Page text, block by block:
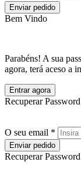
Enviar pedido
Bem Vindo
Parabéns! A sua
agora, terá aceso a
Entrar agora
Recuperar Password
O seu email *
Enviar pedido
Recuperar Password